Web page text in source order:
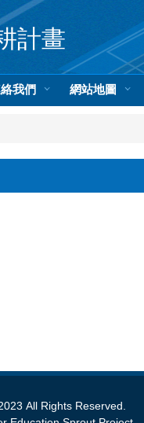
計畫
我們 網站地圖
All Rights Reserved.